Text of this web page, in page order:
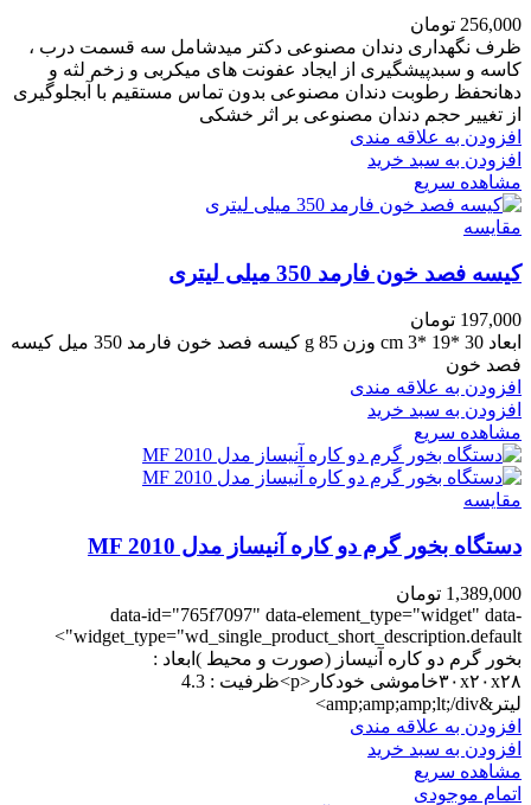
256,000 تومان
ظرف نگهداری دندان مصنوعی دکتر میدشامل سه قسمت درب ،
کاسه و سبدپیشگیری از ایجاد عفونت های میکربی و زخم لثه و
دهانحفظ رطوبت دندان مصنوعی بدون تماس مستقیم با آبجلوگیری
از تغییر حجم دندان مصنوعی بر اثر خشکی
افزودن به علاقه مندی
افزودن به سبد خرید
مشاهده سریع
مقایسه
کیسه فصد خون فارمد 350 میلی لیتری
197,000 تومان
ابعاد 30 *19 *3 cm وزن 85 g کیسه فصد خون فارمد 350 میل کیسه
فصد خون
افزودن به علاقه مندی
افزودن به سبد خرید
مشاهده سریع
مقایسه
دستگاه بخور گرم دو کاره آنیساز مدل MF 2010
1,389,000 تومان
data-id="765f7097" data-element_type="widget" data-
widget_type="wd_single_product_short_description.default">
بخور گرم دو کاره آنیساز (صورت و محیط )ابعاد :
۳۰x۲۰x۲۸خاموشی خودکار<p>ظرفیت : 4.3
لیتر&amp;amp;amp;lt;/div>
افزودن به علاقه مندی
افزودن به سبد خرید
مشاهده سریع
اتمام موجودی